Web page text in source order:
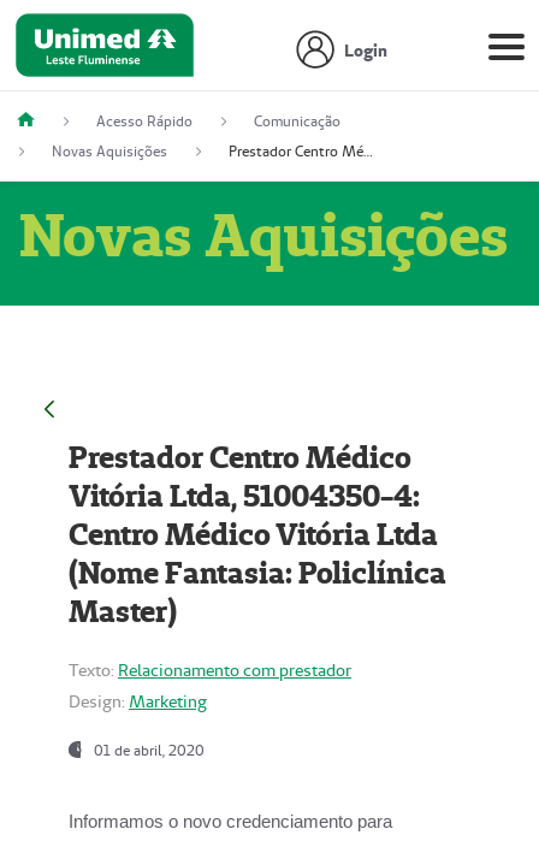
Login
Acesso Rápido
Comunicação
Novas Aquisições
Prestador Centro Médico Vitória Ltda, 51004350-4: Centro Médico Vitória Ltda (Nome Fantasia: Policlínica Master)
Novas Aquisições
Prestador Centro Médico
Vitória Ltda, 51004350-4:
Centro Médico Vitória Ltda
(Nome Fantasia: Policlínica
Master)
Texto: Relacionamento com prestador
Design: Marketing
01 de abril, 2020
Informamos o novo credenciamento para